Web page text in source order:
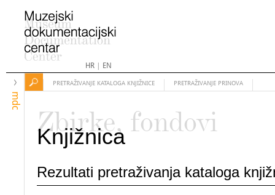
HR| EN
mdc
PRETRAŽIVANJE KATALOGA KNJIŽNICE PRETRAŽIVANJE PRINOVA
Zbirke, fondovi
Knjižnica
Rezultati pretraživanja kataloga